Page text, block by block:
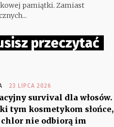
pamiątki. Zamiast
przeczytać
23 LIPCA 2026
survival dla włosów.
tym kosmetykom słońce,
nie odbiorą im